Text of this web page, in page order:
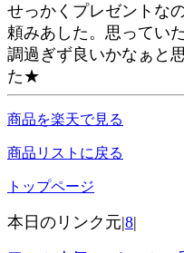
せっかくプレゼントな
頼みあした。思ってい
調過ぎず良いかなぁと
た★
商品を楽天で見る
商品リストに戻る
トップページ
本日のリンク元|8|